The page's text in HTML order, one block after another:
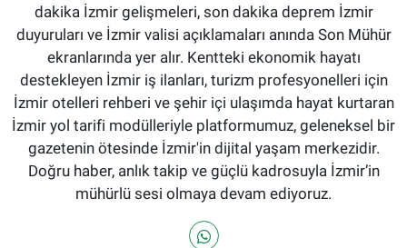
dakika İzmir gelişmeleri, son dakika deprem İzmir
duyuruları ve İzmir valisi açıklamaları anında Son Mühür
ekranlarında yer alır. Kentteki ekonomik hayatı
destekleyen İzmir iş ilanları, turizm profesyonelleri için
İzmir otelleri rehberi ve şehir içi ulaşımda hayat kurtaran
İzmir yol tarifi modülleriyle platformumuz, geleneksel bir
gazetenin ötesinde İzmir'in dijital yaşam merkezidir.
Doğru haber, anlık takip ve güçlü kadrosuyla İzmir’in
mühürlü sesi olmaya devam ediyoruz.